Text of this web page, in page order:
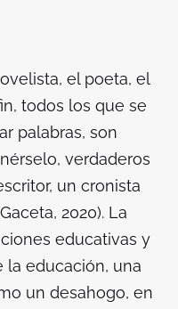
el poeta, el
todos los que se
palabras, son
verdaderos
un cronista
2020). La
educativas y
la educación, una
un desahogo, en